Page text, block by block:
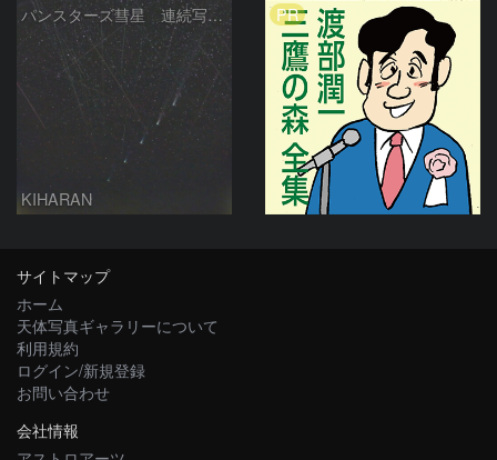
パンスターズ彗星 連続写真 再処理
KIHARAN
PR
サイトマップ
ホーム
天体写真ギャラリーについて
利用規約
ログイン/新規登録
お問い合わせ
会社情報